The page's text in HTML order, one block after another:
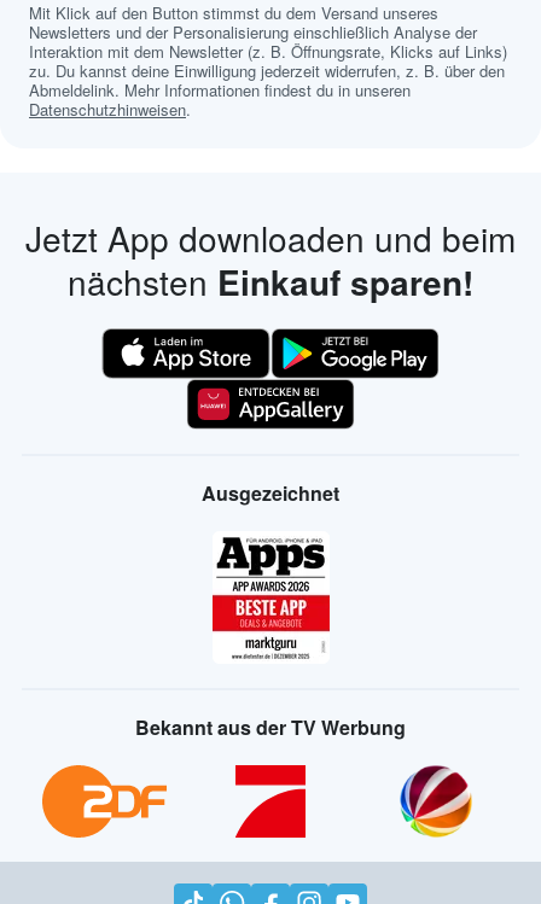
Mit Klick auf den Button stimmst du dem Versand unseres
Newsletters und der Personalisierung einschließlich Analyse der
Interaktion mit dem Newsletter (z. B. Öffnungsrate, Klicks auf Links)
zu. Du kannst deine Einwilligung jederzeit widerrufen, z. B. über den
Abmeldelink. Mehr Informationen findest du in unseren
Datenschutzhinweisen.
Jetzt App downloaden und beim
nächsten Einkauf sparen!
Ausgezeichnet
Bekannt aus der TV Werbung